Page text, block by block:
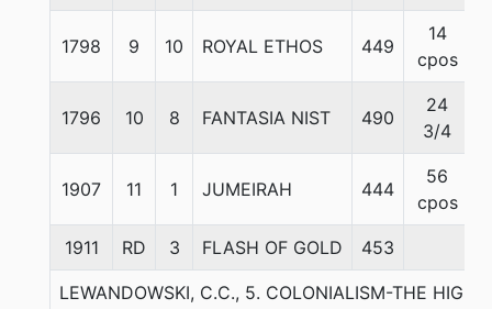
1798 9 10 ROYAL ETHOS 449
14
cpos
1796 10 8 FANTASIA NIST 490
24
3/4
1907 11 1 JUMEIRAH 444
56
cpos
1911 RD 3 FLASH OF GOLD 453
LEWANDOWSKI, C.C., 5. COLONIALISM-THE HIGH